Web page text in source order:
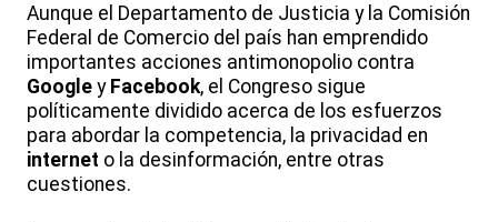
Aunque el Departamento de Justicia y la Comisión
Federal de Comercio del país han emprendido
importantes acciones antimonopolio contra
Google y Facebook, el Congreso sigue
políticamente dividido acerca de los esfuerzos
para abordar la competencia, la privacidad en
internet o la desinformación, entre otras
cuestiones.